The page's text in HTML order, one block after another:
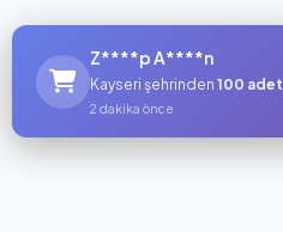
Z****p A****n
Kayseri şehrinden 100 adet
2 dakika önce